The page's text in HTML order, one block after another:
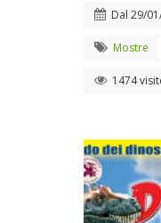
Dal 29/
Mostre
1474